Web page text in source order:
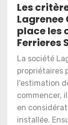
Les
Lagrenee
place les
Ferrieres
La société
propriétaires
l'estimation
commencer,
en
installée.